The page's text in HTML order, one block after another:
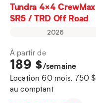
Tundra 4×4 CrewMax
SR5 / TRD Off Road
2026
À partir de
189 $/semaine
Location 60 mois, 750 $
au comptant